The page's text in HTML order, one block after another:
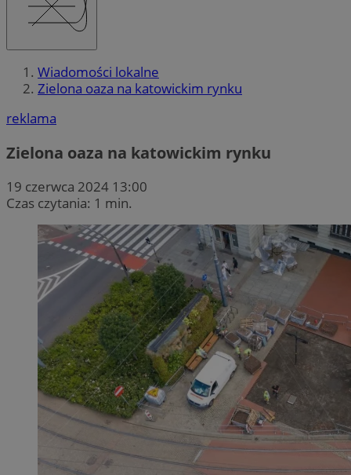
Wiadomości lokalne
Zielona oaza na katowickim rynku
reklama
Zielona oaza na katowickim rynku
19 czerwca 2024 13:00
Czas czytania: 1 min.